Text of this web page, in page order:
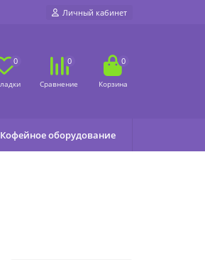
Личный кабинет
0 0 0
Кофейное оборудование